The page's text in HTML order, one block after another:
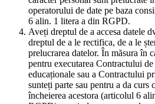
operatorului de date pe baza
6 alin. 1 litera a din RGPD.
Aveți dreptul de a accesa datele
dreptul de a le rectifica, de a le
prelucrarea datelor. În măsura în
pentru executarea Contractului
educaționale sau a Contractului
sunteți parte sau pentru a da curs
încheierea acestora (articolul 6